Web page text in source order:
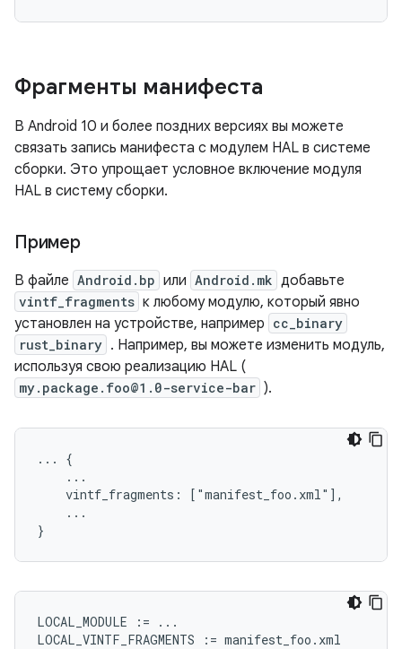
Фрагменты манифеста
В Android 10 и более поздних версиях вы можете
связать запись манифеста с модулем HAL в системе
сборки. Это упрощает условное включение модуля
HAL в систему сборки.
Пример
В файле Android.bp или Android.mk добавьте
vintf_fragments к любому модулю, который явно
установлен на устройстве, например cc_binary
rust_binary . Например, вы можете изменить модуль,
используя свою реализацию HAL (
my.package.foo@1.0-service-bar ).
... {
    ...
    vintf_fragments: ["manifest_foo.xml"],
    ...
}
LOCAL_MODULE :=
...
LOCAL_VINTF_FRAGMENTS
:= manifest_foo . xml